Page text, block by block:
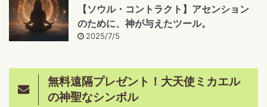
【ソウル・コントラクト】アセンション
のために、神が与えたツール。
2025/7/5
無料遠隔プレゼント！大天使ミカエル
の神聖なシンボル